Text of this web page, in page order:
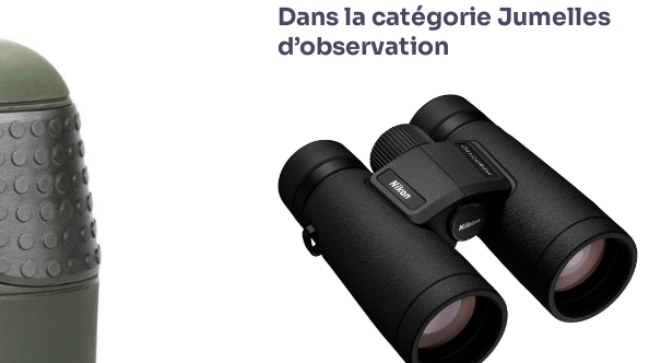
Dans la catégorie Jumelles
d’observation